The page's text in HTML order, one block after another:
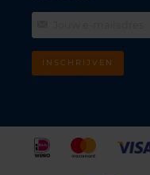
INSCHRIJVEN